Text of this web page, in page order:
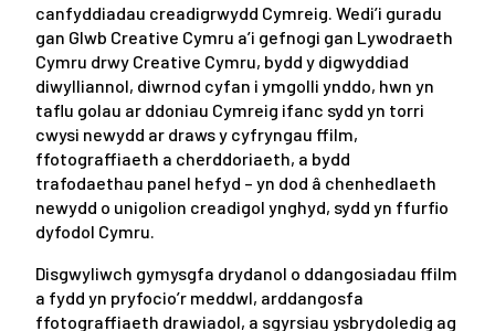
canfyddiadau creadigrwydd Cymreig. Wedi’i guradu
gan Glwb Creative Cymru a’i gefnogi gan Lywodraeth
Cymru drwy Creative Cymru, bydd y digwyddiad
diwylliannol, diwrnod cyfan i ymgolli ynddo, hwn yn
taflu golau ar ddoniau Cymreig ifanc sydd yn torri
cwysi newydd ar draws y cyfryngau ffilm,
ffotograffiaeth a cherddoriaeth, a bydd
trafodaethau panel hefyd – yn dod â chenhedlaeth
newydd o unigolion creadigol ynghyd, sydd yn ffurfio
dyfodol Cymru.
Disgwyliwch gymysgfa drydanol o ddangosiadau ffilm
a fydd yn pryfocio’r meddwl, arddangosfa
ffotograffiaeth drawiadol, a sgyrsiau ysbrydoledig ag